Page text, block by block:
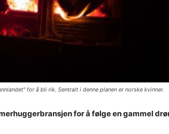
for å bli rik. Sentralt i denne planen er norske kvinner.
for å følge en gammel